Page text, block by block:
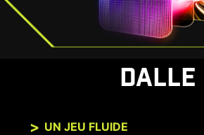
DALLE
UN JEU FLUIDE